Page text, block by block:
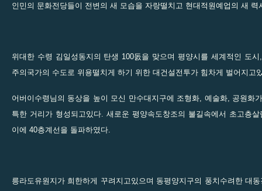
인민의 문화전당들이 전변의 새 모습을 자랑떨치고 현대적원예업의 새 력
위대한 수령 김일성동지의 탄생 100돐을 맞으며 평양시를 세계적인 도
주의국가의 수도로 위용떨치게 하기 위한 대건설전투가 힘차게 벌어지고
어버이수령님의 동상을 높이 모신 만수대지구에 조형화, 예술화, 공원화
특한 거리가 형성되고있다. 새로운 평양속도창조의 불길속에서 초고층
이에 40층계선을 돌파하였다.
릉라도유원지가 희한하게 꾸려지고있으며 동평양지구의 풍치수려한 대